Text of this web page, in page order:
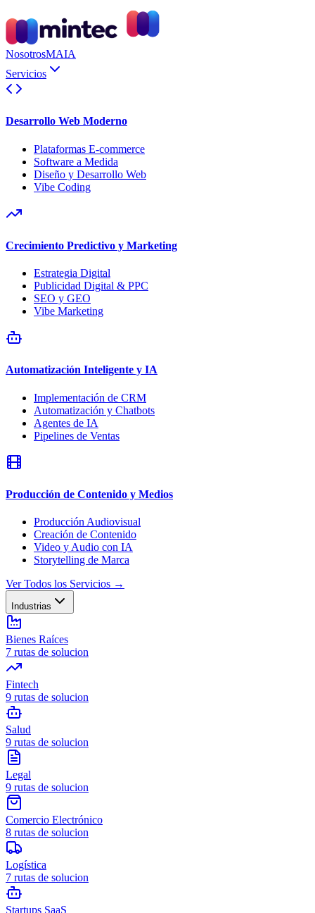
NosotrosMAIA
Servicios
Desarrollo Web Moderno
Plataformas E-commerce
Software a Medida
Diseño y Desarrollo Web
Vibe Coding
Crecimiento Predictivo y Marketing
Estrategia Digital
Publicidad Digital & PPC
SEO y GEO
Vibe Marketing
Automatización Inteligente y IA
Implementación de CRM
Automatización y Chatbots
Agentes de IA
Pipelines de Ventas
Producción de Contenido y Medios
Producción Audiovisual
Creación de Contenido
Video y Audio con IA
Storytelling de Marca
Ver Todos los Servicios →
Industrias
Bienes Raíces
7 rutas de solucion
Fintech
9 rutas de solucion
Salud
9 rutas de solucion
Legal
9 rutas de solucion
Comercio Electrónico
8 rutas de solucion
Logística
7 rutas de solucion
Startups SaaS